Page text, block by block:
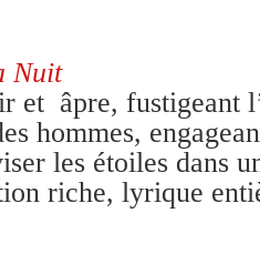
Nuit
et âpre, fustigeant
hommes,
les étoiles dans
riche, lyrique